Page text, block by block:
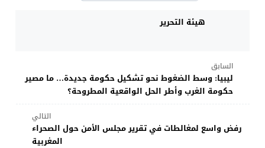
هيئة التحرير
السابق
ليبيا: وسط الضغوط نحو تشكيل حكومة جديدة… ما مصير
حكومة الغرب وأطر الحل الواقعية المطروحة؟
التالي
رفض واسع لمغالطات في تقرير مجلس الأمن حول الصحراء
المغربية